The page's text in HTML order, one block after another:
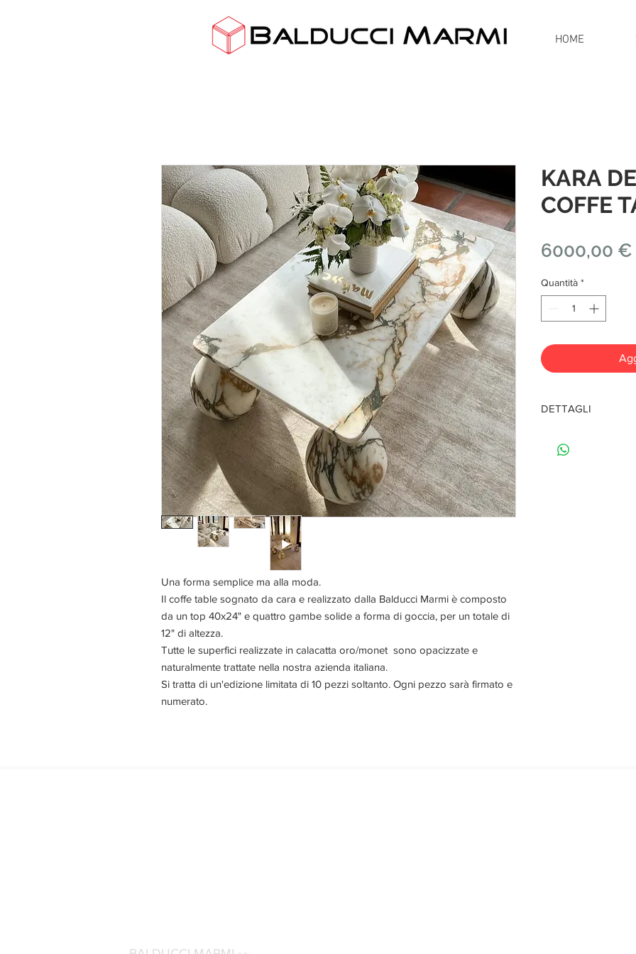
HOME
Una forma semplice ma alla moda.
Il coffe table sognato da cara e realizzato dalla Balducci Marmi è composto
da un top 40x24" e quattro gambe solide a forma di goccia, per un totale di
12" di altezza.
Tutte le superfici realizzate in calacatta oro/monet sono opacizzate e
naturalmente trattate nella nostra azienda italiana.
Si tratta di un'edizione limitata di 10 pezzi soltanto. Ogni pezzo sarà firmato e
numerato.
KARA
COFFE
6000,00 €
Quantità *
DETTAGLI
- Dimensione: